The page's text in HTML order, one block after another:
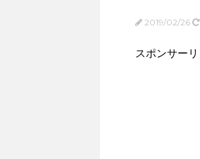
2019/02/26
スポンサー